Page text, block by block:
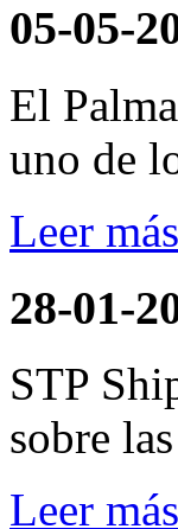
05-05-
El
uno de
Leer más
28-01-
STP
sobre
Leer más